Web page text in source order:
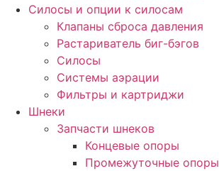
Силосы и опции к силосам
Клапаны сброса давления
Растариватель биг-бэгов
Силосы
Системы аэрации
Фильтры и картриджи
Шнеки
Запчасти шнеков
Концевые опоры
Промежуточные опоры